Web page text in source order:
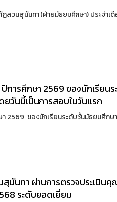
สวนสุนันทา (ฝ่ายมัธยมศึกษา) ประจำเ
การศึกษา 2569 ของนักเรียน
วันนี้เป็นการสอบในวันแรก
2569 ของนักเรียนระดับชั้นมัธยมศึกษ
สุนันทา ผ่านการตรวจประเมิน
ระดับยอดเยี่ยม